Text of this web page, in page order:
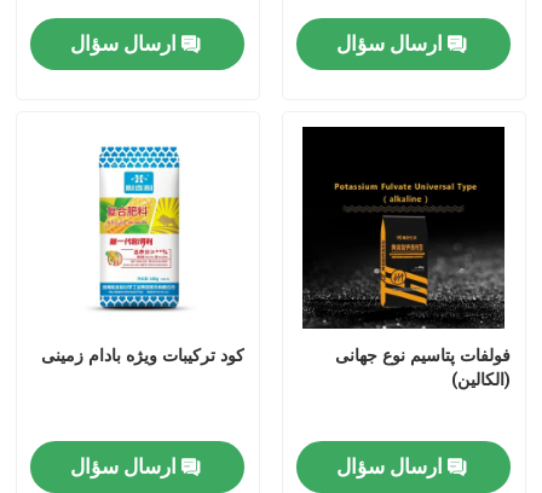
ارسال سؤال ارسال سؤال
فولفات پتاسیم نوع جهانی
(الکالین)
ارسال سؤال
کود ترکیبات ویژه بادام زمینی
ارسال سؤال